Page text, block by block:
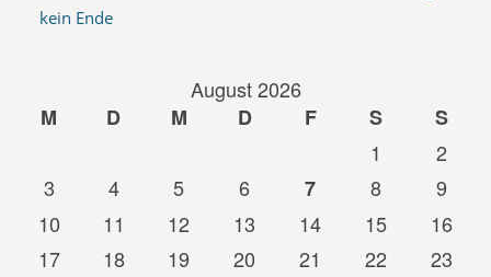
kein Ende
August 2026
M
D M D F S
S
1
2
3
4 5 6 7 8
9
10
11 12 13 14 15
16
17
18 19 20 21 22
23